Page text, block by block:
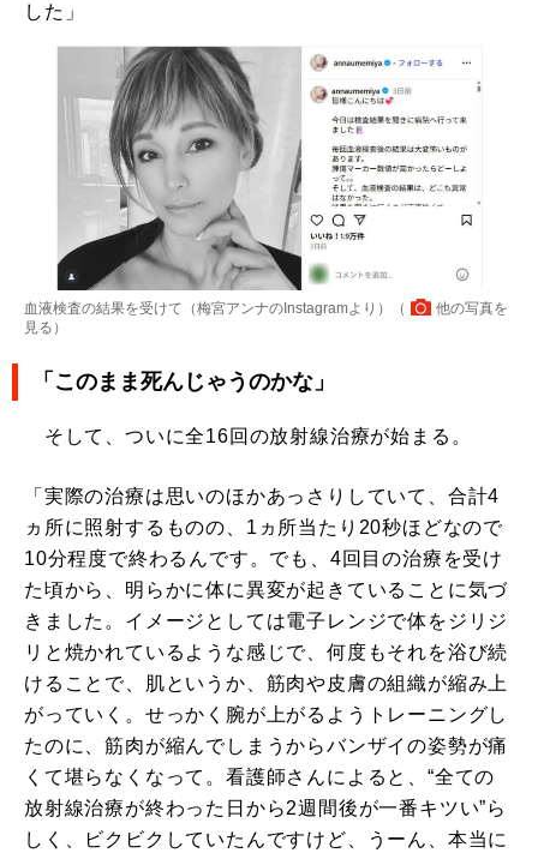
した」
血液検査の結果を受けて（梅宮アンナのInstagramより）（
他の写真を
見る ）
「このまま死んじゃうのかな」
そして、ついに全16回の放射線治療が始まる。
「実際の治療は思いのほかあっさりしていて、合計4
ヵ所に照射するものの、1ヵ所当たり20秒ほどなので
10分程度で終わるんです。でも、4回目の治療を受け
た頃から、明らかに体に異変が起きていることに気づ
きました。イメージとしては電子レンジで体をジリジ
リと焼かれているような感じで、何度もそれを浴び続
けることで、肌というか、筋肉や皮膚の組織が縮み上
がっていく。せっかく腕が上がるようトレーニングし
たのに、筋肉が縮んでしまうからバンザイの姿勢が痛
くて堪らなくなって。看護師さんによると、“全ての
放射線治療が終わった日から2週間後が一番キツい”ら
しく、ビクビクしていたんですけど、うーん、本当に